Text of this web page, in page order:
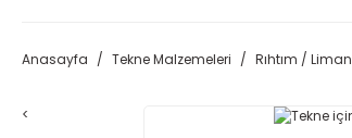
Anasayfa Tekne Malzemeleri Rıhtım / Liman
<